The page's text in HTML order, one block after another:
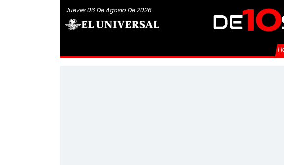
Jueves 06 De Agosto De 2026